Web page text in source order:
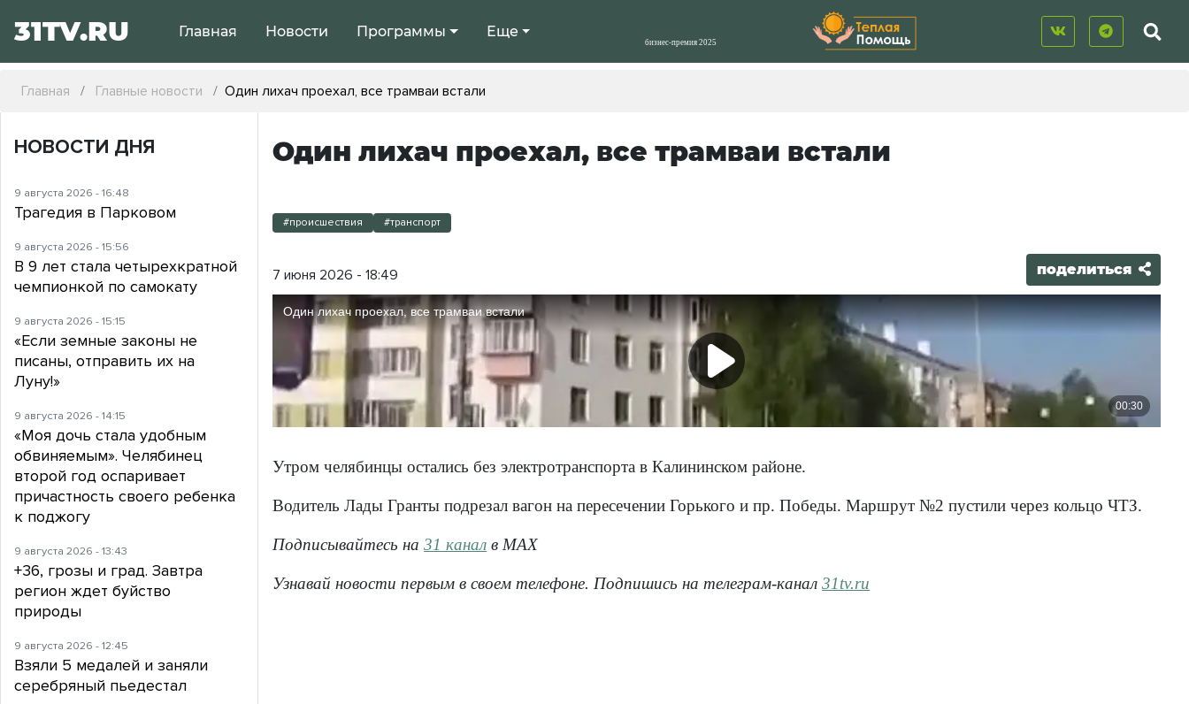
31TV.RU Главная Новости Программы Еще
Главная Главные новости Один лихач проехал, все трамваи встали
Один лихач проехал, все трамваи встали
#происшествия #транспорт
7 июня 2026 - 18:49 поделиться
Утром челябинцы остались без электротранспорта в Калининском районе.
Водитель Лады Гранты подрезал вагон на пересечении Горького и пр. Победы. Маршрут №2 пустили через кольцо ЧТЗ.
Подписывайтесь на31 канал в МАХ
Узнавай новости первым в своем телефоне. Подпишись на телеграм-канал31tv.ru
НОВОСТИ ДНЯ
9 августа 2026 - 16:48
Трагедия в Парковом
9 августа 2026 - 15:56
В 9 лет стала четырехкратной
чемпионкой по самокату
9 августа 2026 - 15:15
«Если земные законы не
писаны, отправить их на
Луну!»
9 августа 2026 - 14:15
«Моя дочь стала удобным
обвиняемым». Челябинец
второй год оспаривает
причастность своего ребенка
к поджогу
9 августа 2026 - 13:43
+36, грозы и град. Завтра
регион ждет буйство
природы
9 августа 2026 - 12:45
Взяли 5 медалей и заняли
серебряный пьедестал